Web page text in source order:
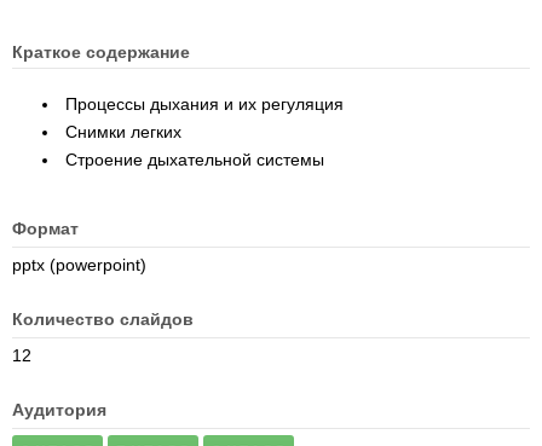
Краткое содержание
Процессы дыхания и их регуляция
Снимки легких
Строение дыхательной системы
Формат
pptx (powerpoint)
Количество слайдов
12
Аудитория